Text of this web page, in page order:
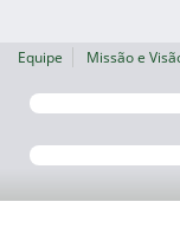
Equipe Missão e